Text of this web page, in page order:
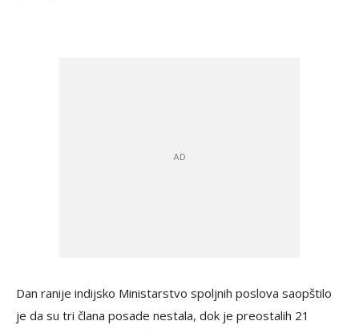
Dan ranije indijsko Ministarstvo spoljnih poslova saopštilo
je da su tri člana posade nestala, dok je preostalih 21